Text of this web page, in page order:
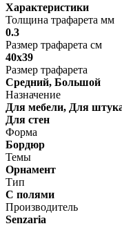
Характеристики
Толщина трафарета мм
0.3
Размер трафарета см
40х39
Размер трафарета
Средний, Большой
Назначение
Для мебели, Для
Для стен
Форма
Бордюр
Темы
Орнамент
Тип
С полями
Производитель
Senzaria